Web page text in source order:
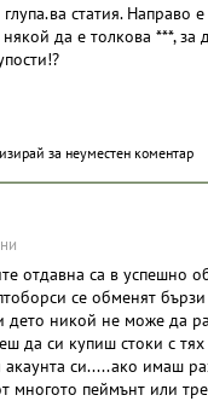
статия. Направо
да е толкова ***, за
за неуместен коментар
отдавна са в успешно
се обменят
дето никой не може да
да си купиш стоки с тях
акаунта си.....ако имаш
многото пеймънт или